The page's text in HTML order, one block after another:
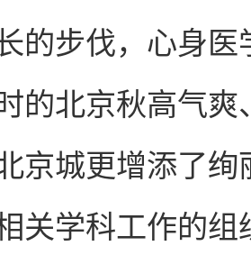
的步伐，心身
的北京秋高气
京城更增添了
关学科工作的